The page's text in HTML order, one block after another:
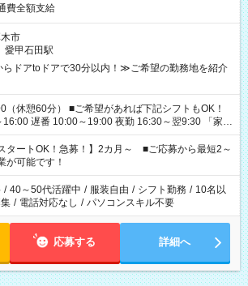
費全額支給
市
愛甲石田駅
ドアtoドアで30分以内！≫ご希望の勤務地を紹介
希望があれば下記シフトもOK！
遅番 10:00～19:00 夜勤 16:30～翌9:30 「家族
せたい」 「余裕を持って夕飯の準備がしたい」
残業はしたくない」 など、ご希望を教えてください
のお仕事の勤務時間。 合計で週40時間を超える場
ません。
タートOK！急募！】2カ月～ ■ご応募から最短2～
が可能です！
/ 40～50代活躍中 / 服装自由 / シフト勤務 / 10名以
/ 電話対応なし / パソコンスキル不要
応募する 詳細へ